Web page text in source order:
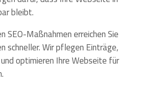
bleibt.
SEO-Maßnahmen erreichen Sie
schneller. Wir pflegen Einträge,
optimieren Ihre Webseite für